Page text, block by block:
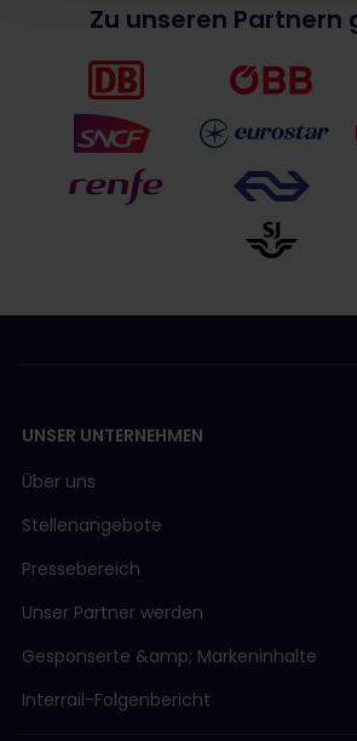
Zu unseren Partnern
UNSER UNTERNEHMEN
Über uns
Stellenangebote
Pressebereich
Unser Partner werden
Gesponserte &amp; Markeninhalte
Interrail-Folgenbericht